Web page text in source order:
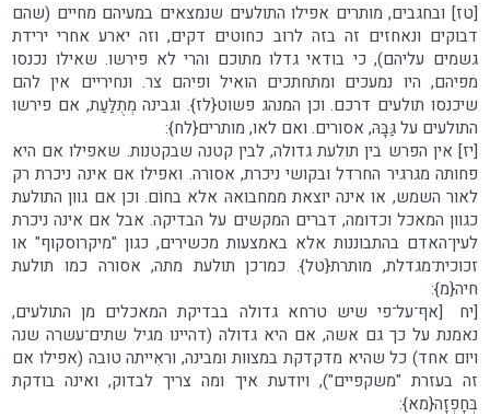
[טז] ובחגבים, מותרים אפילו התולעים שנמצאים במעיהם מחיים (שהם
דבוקים ונאחזים זה בזה לרוב כחוטים דקים, וזה יארע אחרי ירידת
גשמים עליהם), כי בודאי גדלו מתוכם והרי לא פירשו. שאילו נכנסו
מפיהם, היו נמעכים ומתחתכים הואיל ופיהם צר. ונחיריים אין להם
שיכנסו תולעים דרכם. וכן המנהג פשוט{לז}. וגבינה מְתֻלַּעַת, אם פירשו
התולעים על גַּבָּהּ, אסורים. ואם לאו, מותרים{לח}:
[יז] אין הפרש בין תולעת גדולה, לבין קטנה שבקטנות. שאפילו אם היא
פחותה מגרגיר החרדל ובקושי ניכרת, אסורה. ואפילו אם אינה ניכרת רק
לאור השמש, או אינה יוצאת ממחבואהּ אלא בחוֹם. וכן אם גוון התולעת
כגוון המאכל וכדומה, דברים המקשים על הבדיקה. אבל אם אינה ניכרת
לעין־האדם בהתבוננות אלא באמצעות מכשירים, כגון "מיקרוסקוף" או
זכוכית־מגדלת, מותרת{טל}. כמו־כן תולעת מתה, אסורה כמו תולעת
חיה{מ}:
[יח [אף־על־פי שיש טרחא גדולה בבדיקת המאכלים מן התולעים,
נאמנת על כך גם אשה, אם היא גדולה (דהיינו מגיל שתים־עשרה שנה
ויום אחד) כל שהיא מדקדקת במצוות ומבינה, וראִייתה טובה (אפילו אם
זה בעזרת "משקפיים"), ויודעת איך ומה צריך לבדוק, ואינה בודקת
בְּחָפְזָה{מא}: